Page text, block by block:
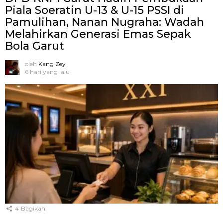
Piala Soeratin U-13 & U-15 PSSI di
Pamulihan, Nanan Nugraha: Wadah
Melahirkan Generasi Emas Sepak
Bola Garut
oleh Kang Zey
6 hari yang lalu
4 Bagikan